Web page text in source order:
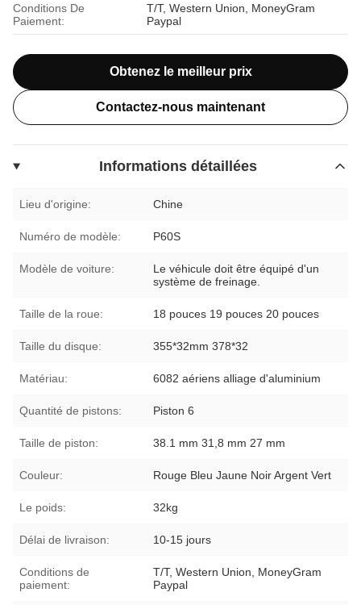
Conditions De
Paiement:
T/T, Western Union, MoneyGram
Paypal
Obtenez le meilleur prix
Contactez-nous maintenant
Informations détaillées
Lieu d'origine: Chine
Numéro de modèle: P60S
Modèle de voiture:
Le véhicule doit être équipé d'un
système de freinage.
Taille de la roue: 18 pouces 19 pouces 20 pouces
Taille du disque: 355*32mm 378*32
Matériau: 6082 aériens alliage d'aluminium
Quantité de pistons: Piston 6
Taille de piston: 38.1 mm 31,8 mm 27 mm
Couleur: Rouge Bleu Jaune Noir Argent Vert
Le poids: 32kg
Délai de livraison: 10-15 jours
Conditions de
paiement:
T/T, Western Union, MoneyGram
Paypal